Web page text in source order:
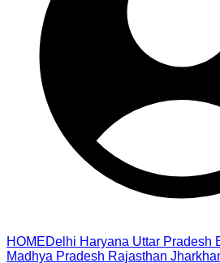
HOMEDelhi Haryana Uttar Pradesh
Madhya Pradesh Rajasthan